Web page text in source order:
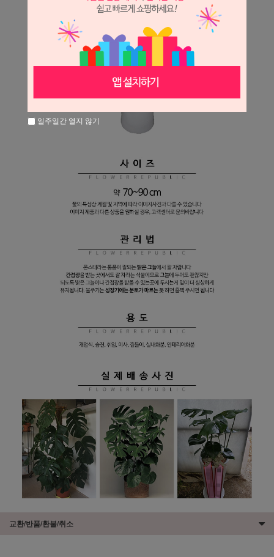
교환/반품/환불/취소
일주일간 열지 않기